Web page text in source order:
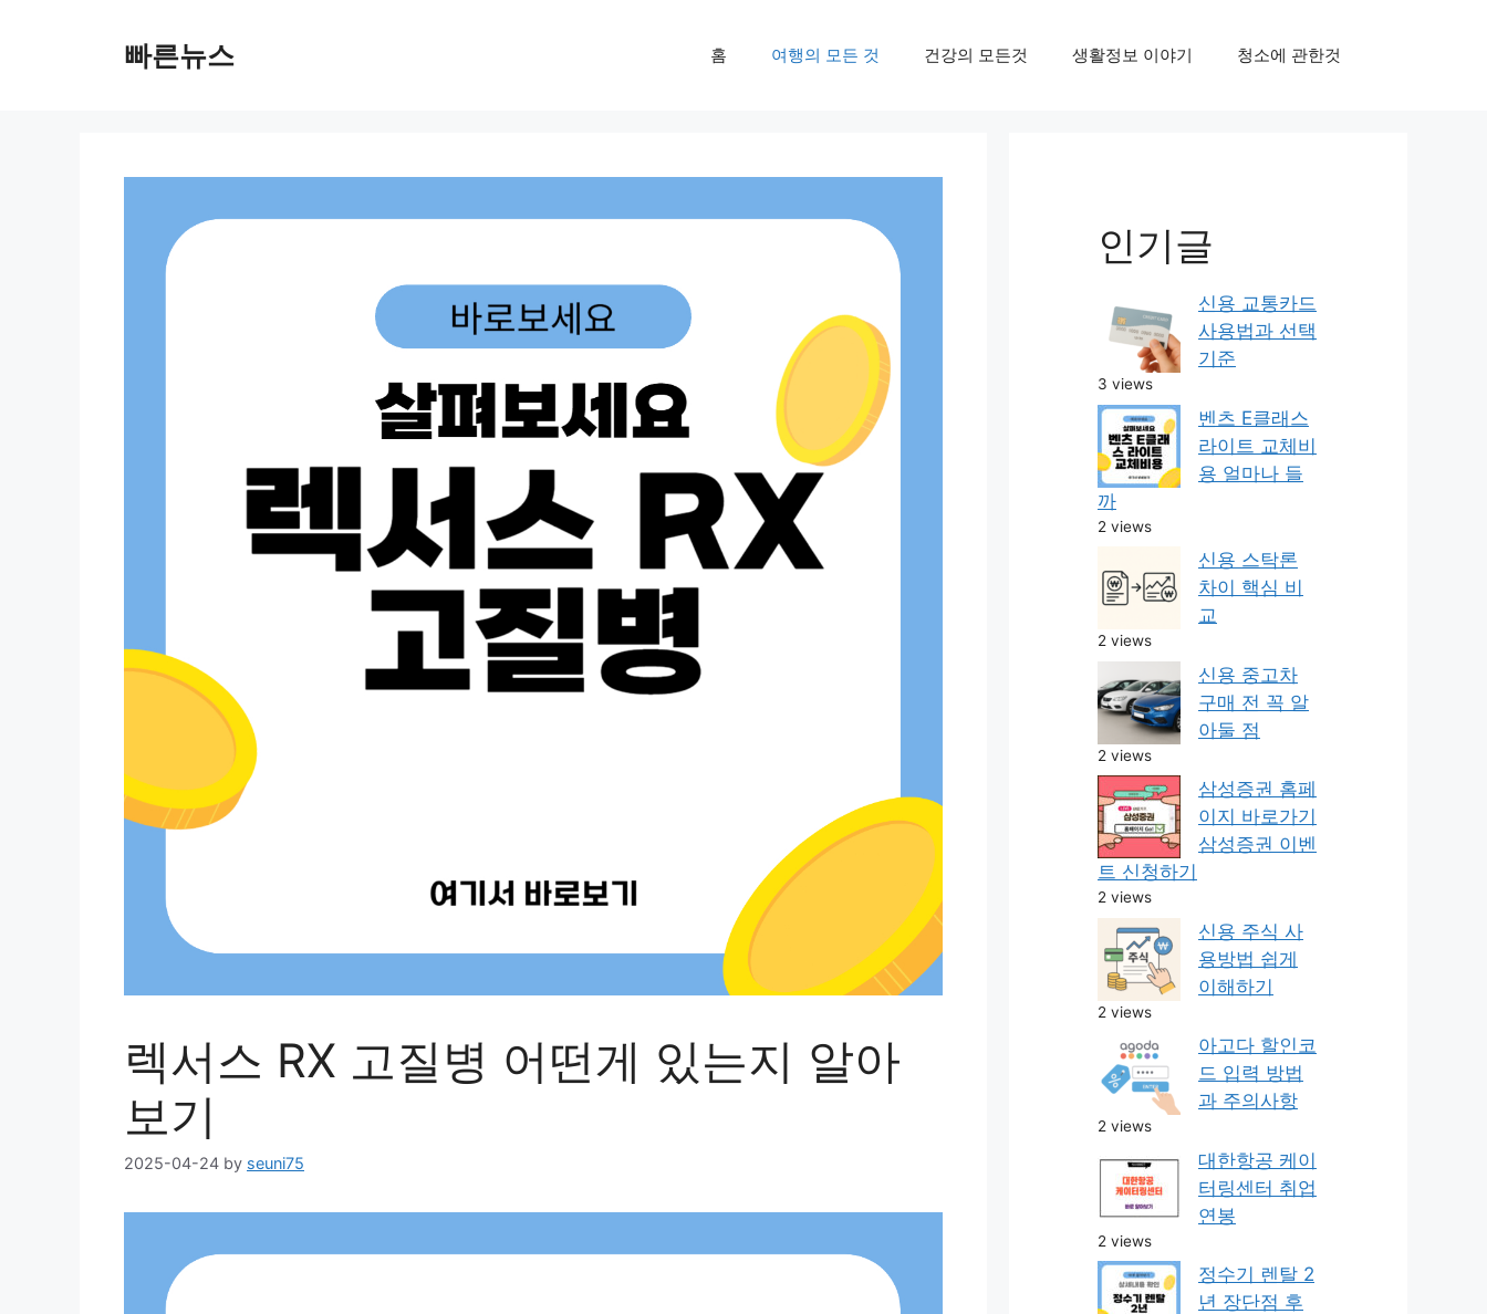
빠른뉴스 홈 여행의 모든 것 건강의 모든것 생활정보 이야기 청소에 관한것
렉서스 RX 고질병 어떤게 있는지 알아
보기
2025-04-24 by seuni75
인기글
신용 교통카드
사용법과 선택
기준
3 views
벤츠 E클래스
라이트 교체비
용 얼마나 들
까
2 views
신용 스탁론
차이 핵심 비
교
2 views
신용 중고차
구매 전 꼭 알
아둘 점
2 views
삼성증권 홈페
이지 바로가기
삼성증권 이벤
트 신청하기
2 views
신용 주식 사
용방법 쉽게
이해하기
2 views
아고다 할인코
드 입력 방법
과 주의사항
2 views
대한항공 케이
터링센터 취업
연봉
2 views
정수기 렌탈 2
년 장단점 후